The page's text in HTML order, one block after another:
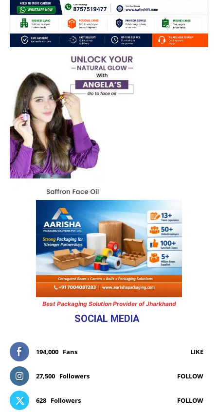
Best Packaging Solution Provider of Jharkhand
SOCIAL MEDIA
194,000 Fans LIKE
27,500 Followers FOLLOW
628 Followers FOLLOW